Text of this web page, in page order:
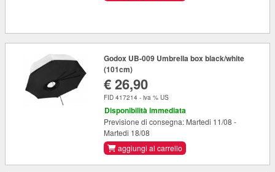
Godox UB-009 Umbrella box black/white
(101cm)
€ 26,90
FID 417214 - iva % US
Disponibilità immediata
Previsione di consegna: Martedi 11/08 -
Martedi 18/08
aggiungi al carrello